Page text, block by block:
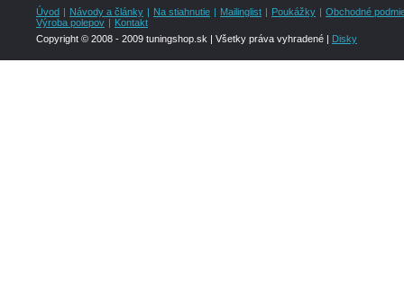
Úvod | Návody a články | Na stiahnutie | Mailinglist | Poukážky | Obchodné
Výroba polepov | Kontakt
Copyright © 2008 - 2009 tuningshop.sk | Všetky práva vyhradené | Disky